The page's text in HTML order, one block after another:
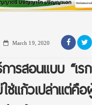
March 19, 2020
รสอนแบบ “เร
ใช่แก้วเปล่าแต่คื